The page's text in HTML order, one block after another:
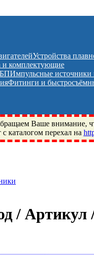
Устройства
и комплектующие
Импульсные
Фитинги и
Ваше внимание,
каталогом перехал на
Юбилейный,
NXZ, ГПЗ, Neutral,
/